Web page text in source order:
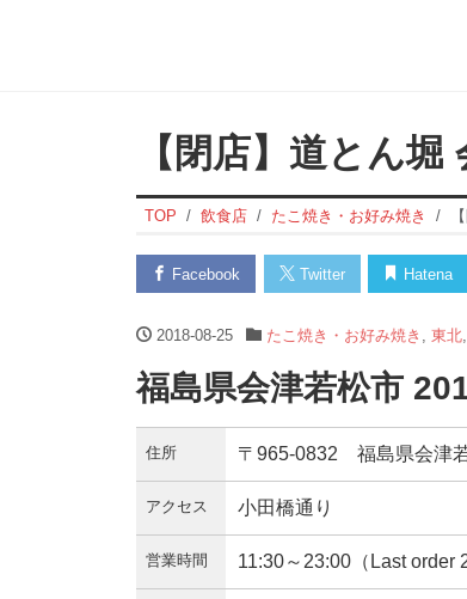
【閉店】道とん堀
TOP 飲食店 たこ焼き・お好み焼き
Facebook Twitter Hatena
2018-08-25 たこ焼き・お好み焼き 東北,
福島県会津若松市
住所 〒965-0832 福島県会津
アクセス 小田橋通り
営業時間 11:30～23:00（Last order